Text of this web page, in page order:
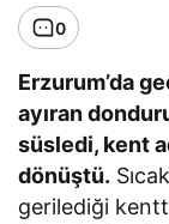
0
Erzurum’da
ayıran
süsledi, kent
dönüştü.
gerilediği